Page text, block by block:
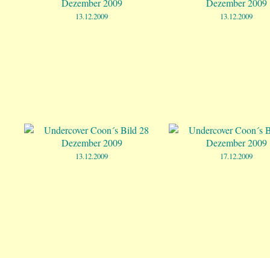
13.12.2009 13.12.2009
13.12.2009 17.12.2009